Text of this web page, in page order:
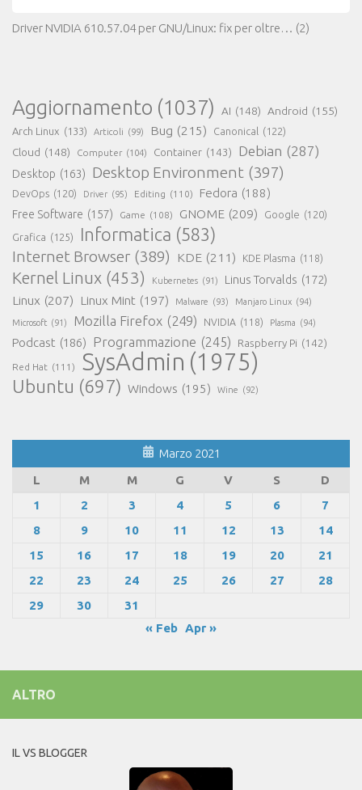
Driver NVIDIA 610.57.04 per GNU/Linux: fix per oltre… (2)
Aggiornamento (1037) AI (148) Android (155)
Arch Linux (133) Articoli (99) Bug (215) Canonical (122)
Cloud (148) Computer (104) Container (143) Debian (287)
Desktop (163) Desktop Environment (397)
DevOps (120) Driver (95) Editing (110) Fedora (188)
Free Software (157) Game (108) GNOME (209) Google (120)
Grafica (125) Informatica (583)
Internet Browser (389) KDE (211) KDE Plasma (118)
Kernel Linux (453) Kubernetes (91) Linus Torvalds (172)
Linux (207) Linux Mint (197) Malware (93) Manjaro Linux (94)
Microsoft (91) Mozilla Firefox (249) NVIDIA (118) Plasma (94)
Podcast (186) Programmazione (245) Raspberry Pi (142)
Red Hat (111) SysAdmin (1975)
Ubuntu (697) Windows (195) Wine (92)
Marzo 2021
L
M M G V S
D
1
2 3 4 5 6
7
8
9 10 11 12 13
14
15
16 17 18 19 20
21
22
23 24 25 26 27
28
29
30
31
« Feb Apr »
ALTRO
IL VS BLOGGER